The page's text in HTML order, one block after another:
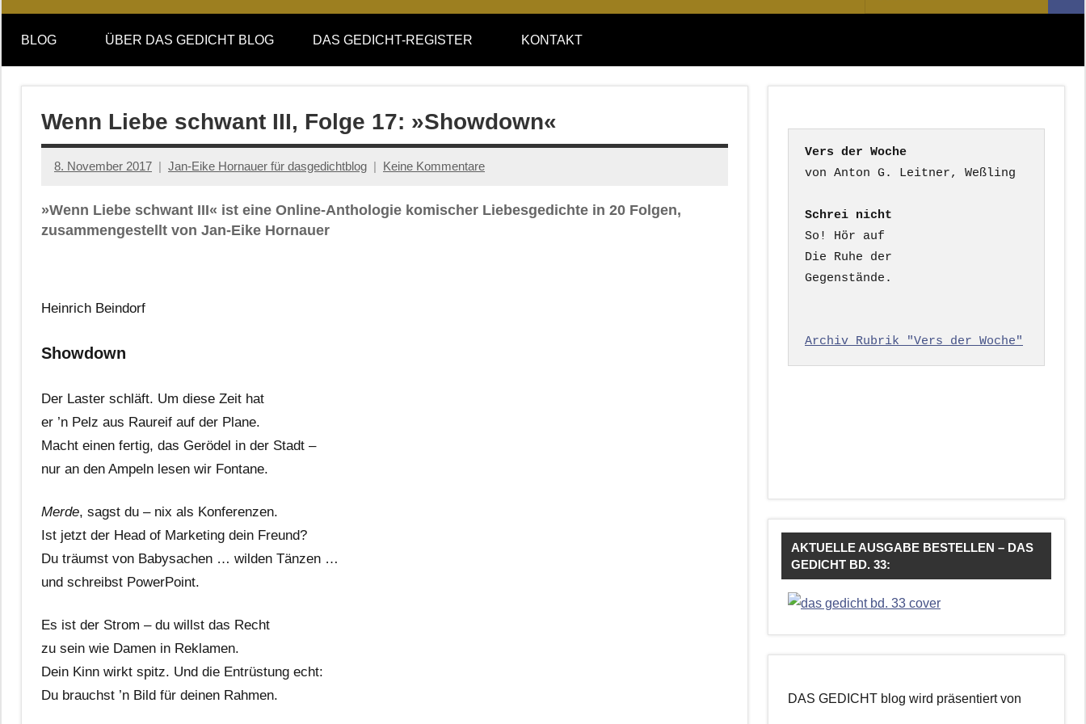
DAS
GEDICHT
blog
DAS
GEDICHT.
Zeitschrift
nach:
BLOG ÜBER DAS GEDICHT BLOG DAS GEDICHT-REGISTER KONTAKT
Wenn Liebe schwant III, Folge 17: »Showdown«
8. November 2017 Jan-Eike Hornauer für dasgedichtblog Keine Kommentare
»Wenn Liebe schwant III« ist eine Online-Anthologie komischer Liebesgedichte in 20 Folgen,
zusammengestellt von Jan-Eike Hornauer
Heinrich Beindorf
Showdown
Der Laster schläft. Um diese Zeit hat
er ’n Pelz aus Raureif auf der Plane.
Macht einen fertig, das Gerödel in der Stadt –
nur an den Ampeln lesen wir Fontane.
Merde, sagst du – nix als Konferenzen.
Ist jetzt der Head of Marketing dein Freund?
Du träumst von Babysachen … wilden Tänzen …
und schreibst PowerPoint.
Es ist der Strom – du willst das Recht
zu sein wie Damen in Reklamen.
Dein Kinn wirkt spitz. Und die Entrüstung echt:
Du brauchst ’n Bild für deinen Rahmen.
Vers der Woche
Schrei nicht
So! Hör auf
Die Ruhe der
Gegenstände.
Archiv Rubrik "Vers der Woche"
AKTUELLE AUSGABE BESTELLEN – DAS
GEDICHT BD. 33:
DAS GEDICHT blog wird präsentiert von